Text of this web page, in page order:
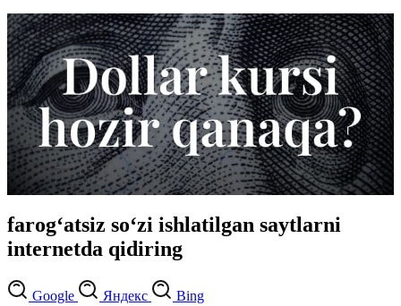
farog‘atsiz so‘zi ishlatilgan saytlarni
internetda qidiring
Google Яндекс Bing